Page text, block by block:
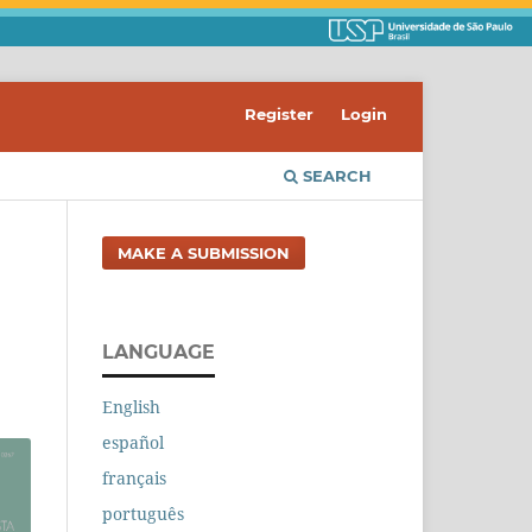
SEARCH
Register Login
MAKE A SUBMISSION
LANGUAGE
English
español
français
português